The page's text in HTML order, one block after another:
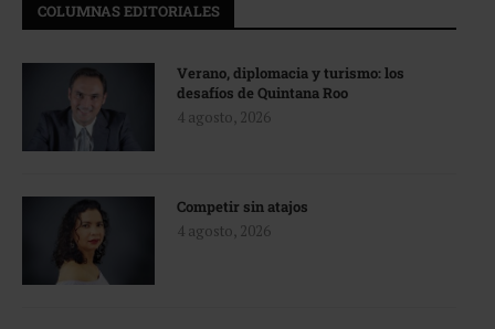
COLUMNAS EDITORIALES
Verano, diplomacia y turismo: los
desafíos de Quintana Roo
4 agosto, 2026
Competir sin atajos
4 agosto, 2026